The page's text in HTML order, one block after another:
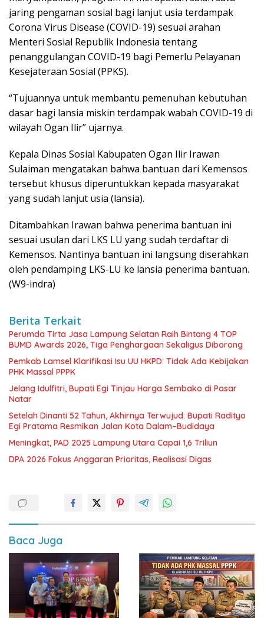
jaring pengaman sosial bagi lanjut usia terdampak
Corona Virus Disease (COVID-19) sesuai arahan
Menteri Sosial Republik Indonesia tentang
penanggulangan COVID-19 bagi Pemerlu Pelayanan
Kesejateraan Sosial (PPKS).
“Tujuannya untuk membantu pemenuhan kebutuhan
dasar bagi lansia miskin terdampak wabah COVID-19 di
wilayah Ogan Ilir” ujarnya.
Kepala Dinas Sosial Kabupaten Ogan Ilir Irawan
Sulaiman mengatakan bahwa bantuan dari Kemensos
tersebut khusus diperuntukkan kepada masyarakat
yang sudah lanjut usia (lansia).
Ditambahkan Irawan bahwa penerima bantuan ini
sesuai usulan dari LKS LU yang sudah terdaftar di
Kemensos. Nantinya bantuan ini langsung diserahkan
oleh pendamping LKS-LU ke lansia penerima bantuan.
(W9-indra)
Berita Terkait
Perumda Tirta Jasa Lampung Selatan Raih Bintang 4 TOP
BUMD Awards 2026, Tiga Penghargaan Sekaligus Diborong
Pemkab Lamsel Klarifikasi Isu UU HKPD: Tidak Ada Kebijakan
PHK Massal PPPK
Jelang Idulfitri, Bupati Egi Tinjau Harga Sembako di Pasar
Natar
Setelah Dinanti 52 Tahun, Akhirnya Terwujud: Bupati Radityo
Egi Pratama Resmikan Jalan Kota Dalam–Budidaya
Meningkat, PAD 2025 Lampung Utara Capai 1,6 Triliun
DPA 2026 Fokus Anggaran Prioritas, Realisasi Digas
Baca Juga